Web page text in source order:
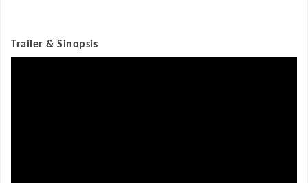
Trailer & Sinopsis